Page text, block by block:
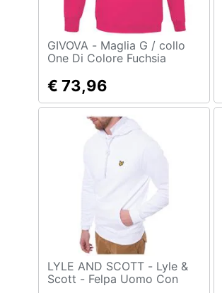
Giocattoli
Prima infanzia
Casalinghi
Abbigliamento
Motori
Libri, cd e dvd
GIVOVA - Maglia G / collo
One Di Colore Fuchsia
€ 73,96
LYLE AND SCOTT - Lyle &
Scott - Felpa Uomo Con